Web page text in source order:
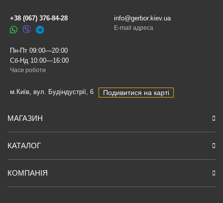
МАГАЗИН
КАТАЛОГ
КОМПАНІЯ
+38 (067) 376-84-28 info@gerbor.kiev.ua
E-mail адреса
Пн-Пт 09:00—20:00
Сб-Нд 10:00—16:00
Часи роботи
м.Київ, вул. Будіндустрії, 6 Подивитися на карті